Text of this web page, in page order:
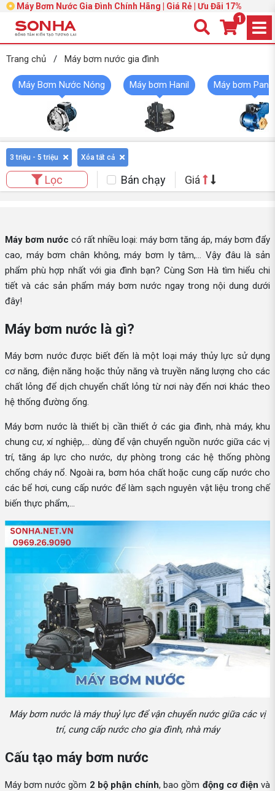
Máy Bơm Nước Gia Đình Chính Hãng | Giá Rẻ | Ưu Đãi 17%
1
Trang chủ / Máy bơm nước gia đình
Máy Bơm Nước Nóng Máy bơm Hanil Máy bơm
3 triệu - 5 triệu Xóa tất cả
Lọc Bán chạy Giá
Máy bơm nước có rất nhiều loại: máy bơm tăng áp, máy bơm đẩy
cao, máy bơm chân không, máy bơm ly tâm,... Vậy đâu là sản
phẩm phù hợp nhất với gia đình bạn? Cùng Sơn Hà tìm hiểu chi
tiết và các sản phẩm máy bơm nước ngay trong nội dung dưới
đây!
Máy bơm nước là gì?
Máy bơm nước được biết đến là một loại máy thủy lực sử dụng
cơ năng, điện năng hoặc thủy năng và truyền năng lượng cho các
chất lỏng để dịch chuyển chất lỏng từ nơi này đến nơi khác theo
hệ thống đường ống.
Máy bơm nước là thiết bị cần thiết ở các gia đình, nhà máy, khu
chung cư, xí nghiệp,... dùng để vận chuyển nguồn nước giữa các vị
trí, tăng áp lực cho nước, dự phòng trong các hệ thống phòng
chống cháy nổ. Ngoài ra, bơm hóa chất hoặc cung cấp nước cho
các bể hơi, cung cấp nước để làm sạch nguyên vật liệu trong chế
biến thực phẩm,...
Máy bơm nước là máy thuỷ lực để vận chuyển nước giữa các vị
trí, cung cấp nước cho gia đình, nhà máy
Cấu tạo máy bơm nước
Máy bơm nước gồm 2 bộ phận chính, bao gồm động cơ điện và